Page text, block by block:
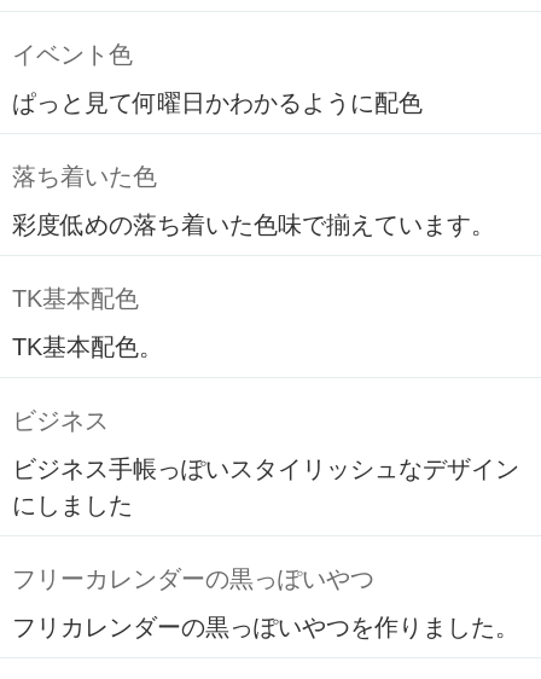
イベント色
ぱっと見て何曜日かわかるように配色
落ち着いた色
彩度低めの落ち着いた色味で揃えています。
TK基本配色
TK基本配色。
ビジネス
ビジネス手帳っぽいスタイリッシュなデザイン
にしました
フリーカレンダーの黒っぽいやつ
フリカレンダーの黒っぽいやつを作りました。